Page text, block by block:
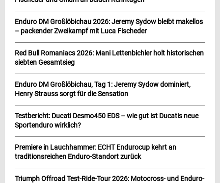
Enduro DM Großlöbichau 2026: Jeremy Sydow bleibt makellos
– packender Zweikampf mit Luca Fischeder
Red Bull Romaniacs 2026: Mani Lettenbichler holt historischen
siebten Gesamtsieg
Enduro DM Großlöbichau, Tag 1: Jeremy Sydow dominiert,
Henry Strauss sorgt für die Sensation
Testbericht: Ducati Desmo450 EDS – wie gut ist Ducatis neue
Sportenduro wirklich?
Premiere in Lauchhammer: ECHT Endurocup kehrt an
traditionsreichen Enduro-Standort zurück
Triumph Offroad Test-Ride-Tour 2026: Motocross- und Enduro-